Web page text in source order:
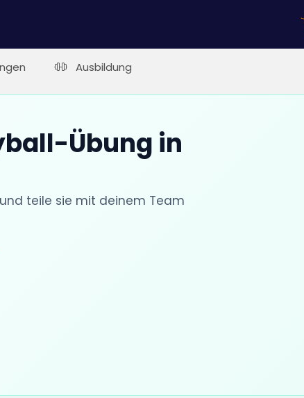
Ausbildung
Übung in
teile sie mit deinem Team